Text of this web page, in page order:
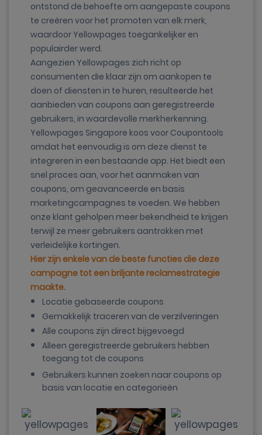
ontstond de behoefte om aangepaste coupons
te creëren voor het promoten van elk merk,
waardoor Yellowpages toegankelijker en
populairder werd.
Aangezien Yellowpages zich richt op
consumenten die klaar zijn om aankopen te
doen of diensten in te huren, resulteerde het
aanbieden van coupons aan geregistreerde
gebruikers, in waardevolle merkherkenning.
Yellowpages Singapore koos voor Coupontools
omdat het eenvoudig is om deze dienst te
integreren in een bestaande app. Het biedt een
snel proces aan, voor het aanmaken van
coupons, om geavanceerde en basis
marketingcampagnes te voeden. We hebben
onze klant geholpen meer bekendheid te krijgen
terwijl ze meer gebruikers aantrokken met
verleidelijke kortingen.
Hier zijn enkele van de beste functies die deze
campagne tot een briljante reclamestrategie
maakte.
Locatie gebaseerde coupons
Gemakkelijk traceren van de verzilveringen
Alle coupons zijn direct bijgevoegd
Alleen geregistreerde gebruikers hebben
toegang tot de coupons
Gebruikers kunnen zoeken naar coupons op
basis van locatie en categorieën